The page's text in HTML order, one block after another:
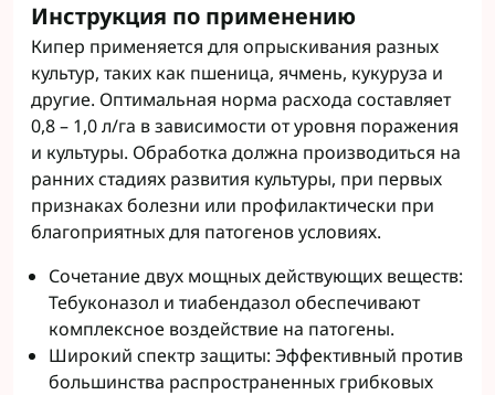
Инструкция по применению
Кипер применяется для опрыскивания разных
культур, таких как пшеница, ячмень, кукуруза и
другие. Оптимальная норма расхода составляет
0,8 – 1,0 л/га в зависимости от уровня поражения
и культуры. Обработка должна производиться на
ранних стадиях развития культуры, при первых
признаках болезни или профилактически при
благоприятных для патогенов условиях.
Сочетание двух мощных действующих веществ:
Тебуконазол и тиабендазол обеспечивают
комплексное воздействие на патогены.
Широкий спектр защиты: Эффективный против
большинства распространенных грибковых